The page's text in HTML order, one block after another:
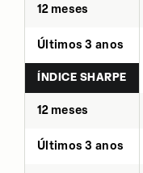
12 meses
Últimos 3 anos
ÍNDICE SHARPE
12 meses
Últimos 3 anos